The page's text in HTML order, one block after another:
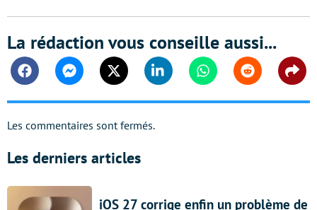
La rédaction vous conseille aussi...
FacebookMessengerTwitter Linkedin WhatsappReddit
Les commentaires sont fermés.
Les derniers articles
iOS 27 corrige enfin un problème de